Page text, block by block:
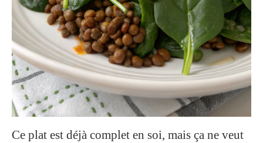
Ce plat est déjà complet en soi, mais ça ne veut